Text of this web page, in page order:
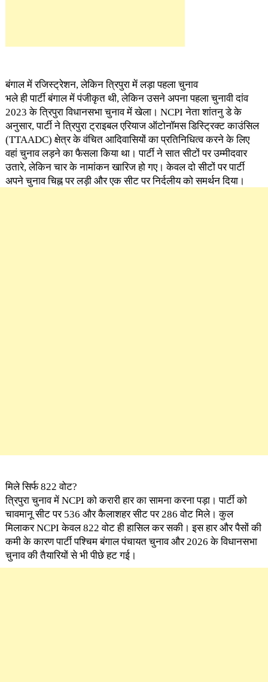
बंगाल में रजिस्ट्रेशन, लेकिन त्रिपुरा में लड़ा पहला चुनाव
भले ही पार्टी बंगाल में पंजीकृत थी, लेकिन उसने अपना पहला चुनावी दांव
2023 के त्रिपुरा विधानसभा चुनाव में खेला। NCPI नेता शांतनु डे के
अनुसार, पार्टी ने त्रिपुरा ट्राइबल एरियाज ऑटोनॉमस डिस्ट्रिक्ट काउंसिल
(TTAADC) क्षेत्र के वंचित आदिवासियों का प्रतिनिधित्व करने के लिए
वहां चुनाव लड़ने का फैसला किया था। पार्टी ने सात सीटों पर उम्मीदवार
उतारे, लेकिन चार के नामांकन खारिज हो गए। केवल दो सीटों पर पार्टी
अपने चुनाव चिह्न पर लड़ी और एक सीट पर निर्दलीय को समर्थन दिया।
मिले सिर्फ 822 वोट?
त्रिपुरा चुनाव में NCPI को करारी हार का सामना करना पड़ा। पार्टी को
चावमानू सीट पर 536 और कैलाशहर सीट पर 286 वोट मिले। कुल
मिलाकर NCPI केवल 822 वोट ही हासिल कर सकी। इस हार और पैसों की
कमी के कारण पार्टी पश्चिम बंगाल पंचायत चुनाव और 2026 के विधानसभा
चुनाव की तैयारियों से भी पीछे हट गई।